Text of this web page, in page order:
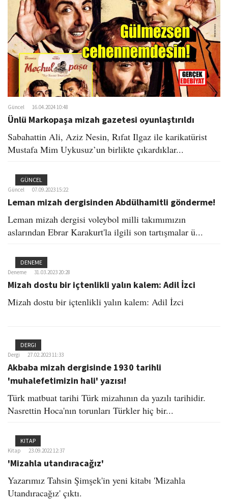
o
n
Güncel 16.04.2024 10:48
Ünlü Markopaşa mizah gazetesi oyunlaştırıldı
Sabahattin Ali, Aziz Nesin, Rıfat Ilgaz ile karikatürist
Mustafa Mim Uykusuz’un birlikte çıkardıklar...
GÜNCEL
Güncel 07.09.2023 15:22
Leman mizah dergisinden Abdülhamitli gönderme!
Leman mizah dergisi voleybol milli takımımızın
aslarından Ebrar Karakurt'la ilgili son tartışmalar ü...
DENEME
Deneme 31.03.2023 20:28
Mizah dostu bir içtenlikli yalın kalem: Adil İzci
Mizah dostu bir içtenlikli yalın kalem: Adil İzci
DERGI
Dergi 27.02.2023 11:33
Akbaba mizah dergisinde 1930 tarihli
'muhalefetimizin hali' yazısı!
Türk matbuat tarihi Türk mizahının da yazılı tarihidir.
Nasrettin Hoca'nın torunları Türkler hiç bir...
KITAP
Kitap 23.09.2022 12:37
'Mizahla utandıracağız'
Yazarımız Tahsin Şimşek'in yeni kitabı 'Mizahla
Utandıracağız' çıktı.